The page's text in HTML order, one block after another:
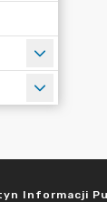
Informacji